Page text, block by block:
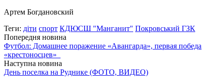
Артем Богдановский
Теги: діти спорт КДЮСШ "Манганит" Покровський ГЗК
Попередня новина
Футбол: Домашнее поражение «Авангарда», первая победа
«крестоносцев»
Наступна новина
День поселка на Руднике (ФОТО, ВИДЕО)